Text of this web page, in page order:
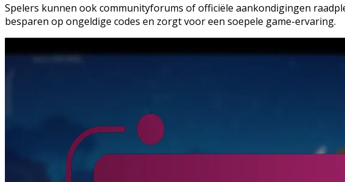
Spelers kunnen ook communityforums of officiële aankondigingen
besparen op ongeldige codes en zorgt voor een soepele game-ervaring.